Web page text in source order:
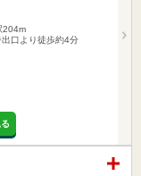
204m
口より徒歩約4分